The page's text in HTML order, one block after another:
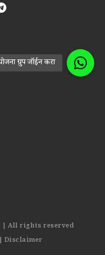
| All rights reserved
Disclaimer